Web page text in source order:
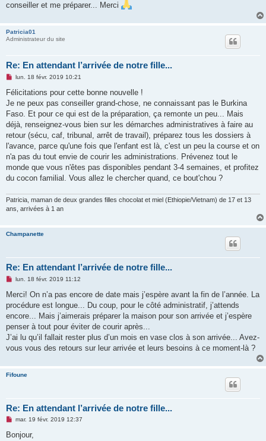
conseiller et me préparer... Merci
Patricia01
Administrateur du site
Re: En attendant l’arrivée de notre fille...
M
s
a
g
n
o
l
u
lun. 18 févr. 2019 10:21
Félicitations pour cette bonne nouvelle !
Je ne peux pas conseiller grand-chose, ne connaissant pas le Burkina
Faso. Et pour ce qui est de la préparation, ça remonte un peu... Mais
déjà, renseignez-vous bien sur les démarches administratives à faire au
retour (sécu, caf, tribunal, arrêt de travail), préparez tous les dossiers à
l'avance, parce qu'une fois que l'enfant est là, c'est un peu la course et on
n'a pas du tout envie de courir les administrations. Prévenez tout le
monde que vous n'êtes pas disponibles pendant 3-4 semaines, et profitez
du cocon familial. Vous allez le chercher quand, ce bout'chou ?
Patricia, maman de deux grandes filles chocolat et miel (Ethiopie/Vietnam) de 17 et 13
ans, arrivées à 1 an
Champanette
Re: En attendant l’arrivée de notre fille...
M
s
a
g
n
o
l
lun. 18 févr. 2019 11:12
Merci! On n’a pas encore de date mais j’espère avant la fin de l’année. La
procédure est longue... Du coup, pour le côté administratif, j’attends
encore... Mais j’aimerais préparer la maison pour son arrivée et j’espère
penser à tout pour éviter de courir après...
J’ai lu qu’il fallait rester plus d’un mois en vase clos à son arrivée... Avez-
vous vous des retours sur leur arrivée et leurs besoins à ce moment-là ?
Fifoune
Re: En attendant l’arrivée de notre fille...
M
s
mar. 19 févr. 2019 12:37
Bonjour,